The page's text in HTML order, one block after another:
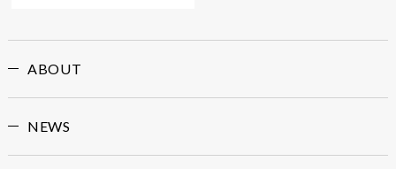
ABOUT
NEWS